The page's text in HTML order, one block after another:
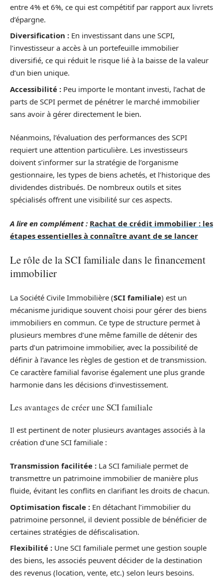
entre 4% et 6%, ce qui est compétitif par rapport aux livrets
d’épargne.
Diversification : En investissant dans une SCPI,
l’investisseur a accès à un portefeuille immobilier
diversifié, ce qui réduit le risque lié à la baisse de la valeur
d’un bien unique.
Accessibilité : Peu importe le montant investi, l’achat de
parts de SCPI permet de pénétrer le marché immobilier
sans avoir à gérer directement le bien.
Néanmoins, l’évaluation des performances des SCPI
requiert une attention particulière. Les investisseurs
doivent s’informer sur la stratégie de l’organisme
gestionnaire, les types de biens achetés, et l’historique des
dividendes distribués. De nombreux outils et sites
spécialisés offrent une visibilité sur ces aspects.
A lire en complément : Rachat de crédit immobilier : les
étapes essentielles à connaître avant de se lancer
Le rôle de la SCI familiale dans le financement
immobilier
La Société Civile Immobilière (SCI familiale) est un
mécanisme juridique souvent choisi pour gérer des biens
immobiliers en commun. Ce type de structure permet à
plusieurs membres d’une même famille de détenir des
parts d’un patrimoine immobilier, avec la possibilité de
définir à l’avance les règles de gestion et de transmission.
Ce caractère familial favorise également une plus grande
harmonie dans les décisions d’investissement.
Les avantages de créer une SCI familiale
Il est pertinent de noter plusieurs avantages associés à la
création d’une SCI familiale :
Transmission facilitée : La SCI familiale permet de
transmettre un patrimoine immobilier de manière plus
fluide, évitant les conflits en clarifiant les droits de chacun.
Optimisation fiscale : En détachant l’immobilier du
patrimoine personnel, il devient possible de bénéficier de
certaines stratégies de défiscalisation.
Flexibilité : Une SCI familiale permet une gestion souple
des biens, les associés peuvent décider de la destination
des revenus (location, vente, etc.) selon leurs besoins.